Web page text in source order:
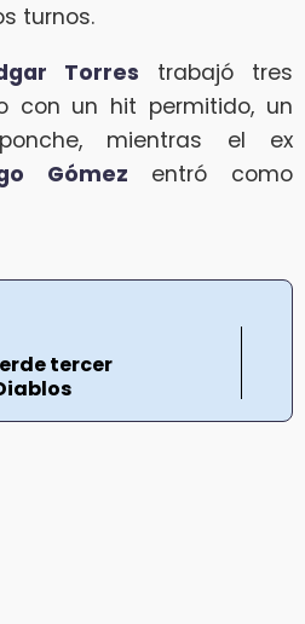
turnos.
Torres trabajó tres
con un hit permitido, un
mientras el ex
Gómez entró como
tercer